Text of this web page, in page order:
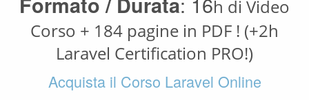
h di Video
Corso + 184 pagine in PDF ! (+2h
Laravel Certification PRO!)
Acquista il Corso Laravel Online